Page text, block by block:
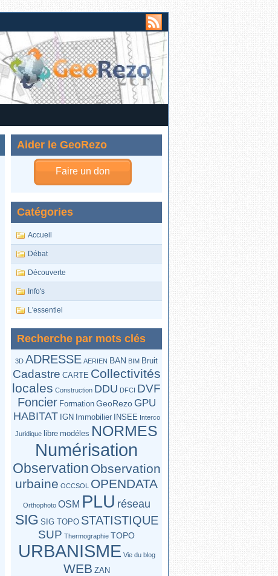
Aider le GeoRezo
Faire un don
Catégories
Accueil
Débat
Découverte
Info's
L'essentiel
Recherche par mots clés
3D ADRESSE AERIEN BAN BIM Bruit
Cadastre CARTE Collectivités
locales Construction DDU DFCI DVF
Foncier Formation GeoRezo GPU
HABITAT IGN Immobilier INSEE Interco
Juridique libre modéles NORMES
Numérisation
Observation Observation
urbaine OCCSOL OPENDATA
Orthophoto OSM PLU réseau
SIG SIG TOPO STATISTIQUE
SUP Thermographie TOPO
URBANISME Vie du blog
WEB ZAN